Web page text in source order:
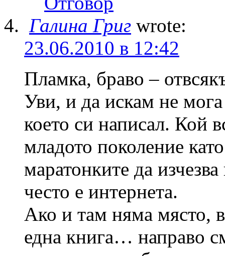
Галина Григ wrote:
23.06.2010 в 12:42
Пламка, браво –
Уви, и да искам не мога
което си написал. Кой
младото поколение
маратонките да
често е интернета.
Ако и там няма място,
една книга… направо